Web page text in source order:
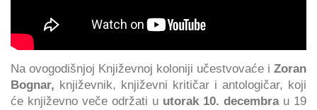
Na ovogodišnjoj Književnoj koloniji učestvovaće i Zoran
Bognar, književnik, književni kritičar i antologičar, koji
će književno veče održati u utorak 10. decembrau 19